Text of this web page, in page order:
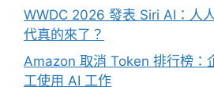
WWDC 2026 發表 Siri AI：人
代真的來了？
Amazon 取消 Token 排行榜：
工使用 AI 工作